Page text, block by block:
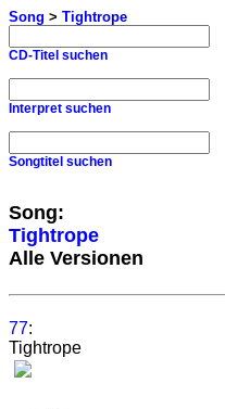
Song > Tightrope
CD-Titel suchen
Interpret suchen
Songtitel suchen
Song:
Tightrope
Alle Versionen
77:
Tightrope